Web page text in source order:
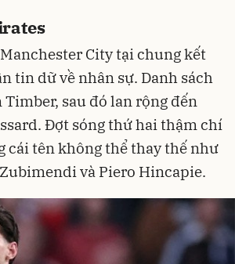
City tại chung kết
tin dữ về nhân sự. Danh sách
sau đó lan rộng đến
Đợt sóng thứ hai thậm chí
cái tên không thể thay thế như
và Piero Hincapie.